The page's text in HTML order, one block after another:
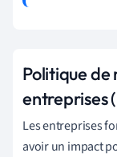
Politique de
entreprises
Les entreprises
avoir un impact